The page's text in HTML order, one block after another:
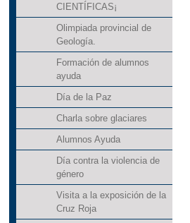
CIENTÍFICAS¡
Olimpiada provincial de
Geología.
Formación de alumnos
ayuda
Día de la Paz
Charla sobre glaciares
Alumnos Ayuda
Día contra la violencia de
género
Visita a la exposición de la
Cruz Roja